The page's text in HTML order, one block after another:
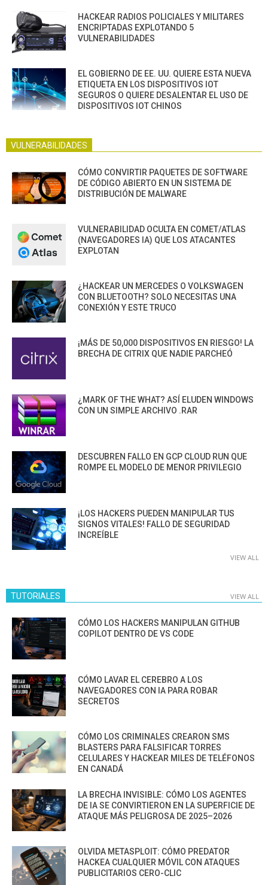
HACKEAR RADIOS POLICIALES Y MILITARES
ENCRIPTADAS EXPLOTANDO 5
VULNERABILIDADES
EL GOBIERNO DE EE. UU. QUIERE ESTA NUEVA
ETIQUETA EN LOS DISPOSITIVOS IOT
SEGUROS O QUIERE DESALENTAR EL USO DE
DISPOSITIVOS IOT CHINOS
VULNERABILIDADES
CÓMO CONVIRTIR PAQUETES DE SOFTWARE
DE CÓDIGO ABIERTO EN UN SISTEMA DE
DISTRIBUCIÓN DE MALWARE
VULNERABILIDAD OCULTA EN COMET/ATLAS
(NAVEGADORES IA) QUE LOS ATACANTES
EXPLOTAN
¿HACKEAR UN MERCEDES O VOLKSWAGEN
CON BLUETOOTH? SOLO NECESITAS UNA
CONEXIÓN Y ESTE TRUCO
¡MÁS DE 50,000 DISPOSITIVOS EN RIESGO! LA
BRECHA DE CITRIX QUE NADIE PARCHEÓ
¿MARK OF THE WHAT? ASÍ ELUDEN WINDOWS
CON UN SIMPLE ARCHIVO .RAR
DESCUBREN FALLO EN GCP CLOUD RUN QUE
ROMPE EL MODELO DE MENOR PRIVILEGIO
¡LOS HACKERS PUEDEN MANIPULAR TUS
SIGNOS VITALES! FALLO DE SEGURIDAD
INCREÍBLE
VIEW ALL
TUTORIALES VIEW ALL
CÓMO LOS HACKERS MANIPULAN GITHUB
COPILOT DENTRO DE VS CODE
CÓMO LAVAR EL CEREBRO A LOS
NAVEGADORES CON IA PARA ROBAR
SECRETOS
CÓMO LOS CRIMINALES CREARON SMS
BLASTERS PARA FALSIFICAR TORRES
CELULARES Y HACKEAR MILES DE TELÉFONOS
EN CANADÁ
LA BRECHA INVISIBLE: CÓMO LOS AGENTES
DE IA SE CONVIRTIERON EN LA SUPERFICIE DE
ATAQUE MÁS PELIGROSA DE 2025–2026
OLVIDA METASPLOIT: CÓMO PREDATOR
HACKEA CUALQUIER MÓVIL CON ATAQUES
PUBLICITARIOS CERO-CLIC